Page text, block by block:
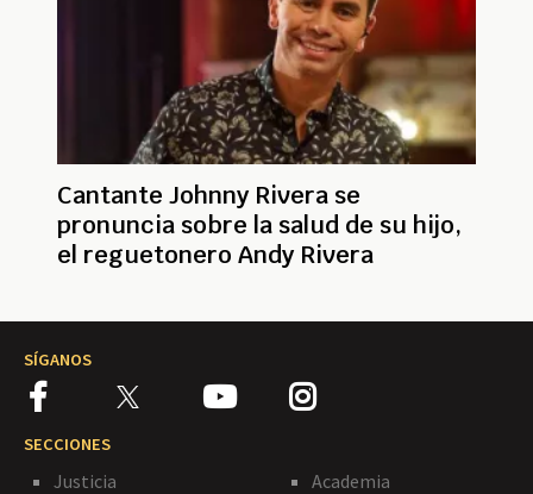
Cantante Johnny Rivera se
pronuncia sobre la salud de su hijo,
el reguetonero Andy Rivera
SÍGANOS
SECCIONES
Justicia
Academia